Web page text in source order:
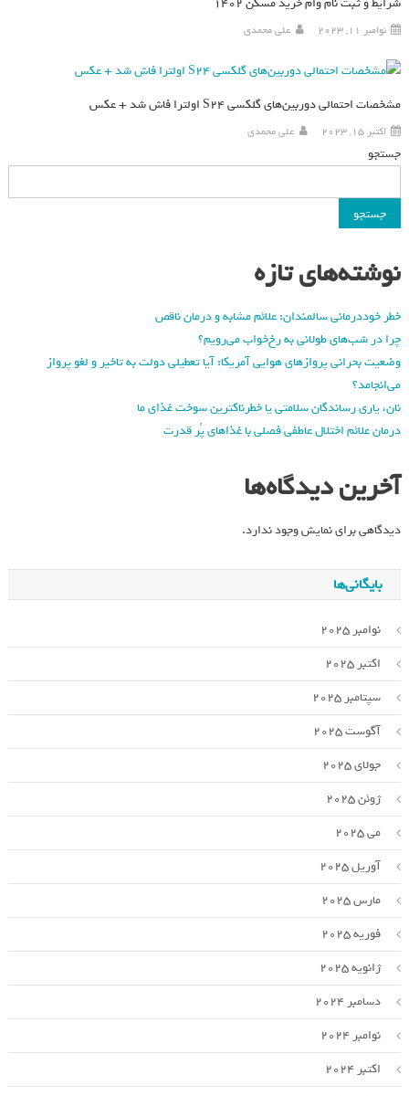
نوامبر 11, 2023 علی محمدی
مشخصات احتمالی دوربین‌های گلکسی S24 اولترا فاش شد + عکس
اکتبر 15, 2023 علی محمدی
جستجو
جستجو
نوشته‌های تازه
خطر خوددرمانی سالمندان: علائم مشابه و درمان ناقص
چرا در شب‌های طولانی به رخ‌خواب می‌رویم؟
وضعیت بحرانی پروازهای هوایی آمریکا: آیا تعطیلی دولت به تاخیر و لغو پرواز
می‌انجامد؟
نان، یاری رساندگان سلامتی یا خطرناکترین سوخت غذای ما
درمان علائم اختلال عاطفی فصلی با غذاهای پُر قدرت
آخرین دیدگاه‌ها
دیدگاهی برای نمایش وجود ندارد.
بایگانی‌ها
نوامبر 2025
اکتبر 2025
سپتامبر 2025
آگوست 2025
جولای 2025
ژوئن 2025
می 2025
آوریل 2025
مارس 2025
فوریه 2025
ژانویه 2025
دسامبر 2024
نوامبر 2024
اکتبر 2024